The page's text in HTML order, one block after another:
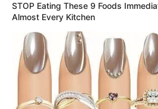
09:04 / 04 Avqust 2026
STOP Eating These 9 Foods
Almost Every Kitchen